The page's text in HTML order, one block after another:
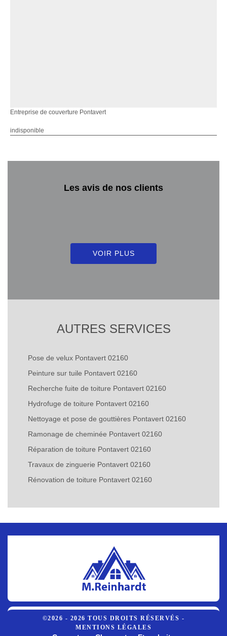
Entreprise de couverture Pontavert
indisponible
Les avis de nos clients
VOIR PLUS
AUTRES SERVICES
Pose de velux Pontavert 02160
Peinture sur tuile Pontavert 02160
Recherche fuite de toiture Pontavert 02160
Hydrofuge de toiture Pontavert 02160
Nettoyage et pose de gouttières Pontavert 02160
Ramonage de cheminée Pontavert 02160
Réparation de toiture Pontavert 02160
Travaux de zinguerie Pontavert 02160
Rénovation de toiture Pontavert 02160
©2026 - 2026 TOUS DROITS RÉSERVÉS -
MENTIONS LÉGALES